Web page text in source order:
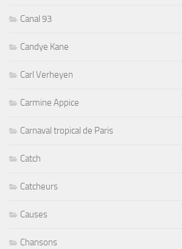
Canal 93
Candye Kane
Carl Verheyen
Carmine Appice
Carnaval tropical de Paris
Catch
Catcheurs
Causes
Chansons